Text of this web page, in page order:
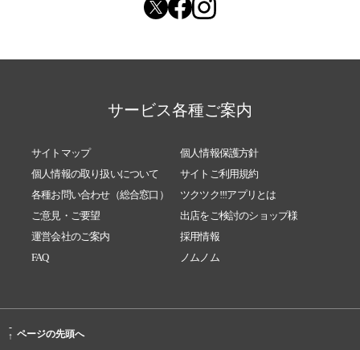
【本日15時〜】スピリチュアルカウンセラーF
2025/08/23
【対談】やっぱり「エイブラハムの教え」と
2025/08/13すべての出来事はよくなるために起きる！！
2025/07/26【明日開催】F先生のグループセッション！！
2025/07/23
湾リトリート♪
サービス各種ご案内
サイトマップ
個人情報保護方針
個人情報の取り扱いについて
サイトご利用規約
各種お問い合わせ（総合窓口）
ツクツク!!!アプリとは
ご意見・ご要望
出店をご検討のショップ様
運営会社のご案内
採用情報
FAQ
ノムノム
-
↑ ページの先頭へ